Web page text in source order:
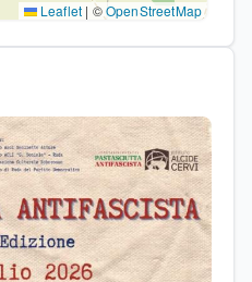
Leaflet | ©OpenStreetMap